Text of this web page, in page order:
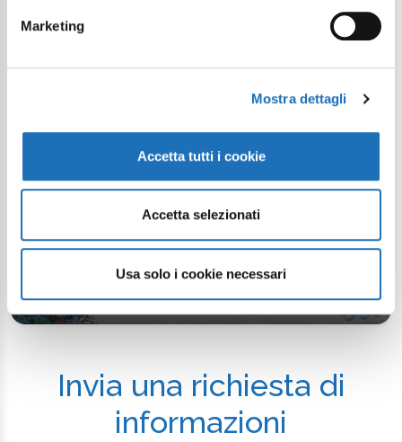
Marketing
Mostra dettagli
Accetta tutti i cookie
Accetta selezionati
Usa solo i cookie necessari
Mare e Family
LABORATORI CREATIVI DI NATALE -
MUSEO DELLA MARINERIA
Invia una richiesta di
informazioni